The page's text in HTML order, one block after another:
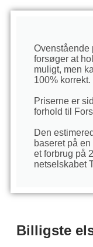
Ovenstående
forsøger at
muligt, men
100% korrekt.
Priserne er
forhold til
Den
baseret på
et forbrug på
netselskabet
Billigste